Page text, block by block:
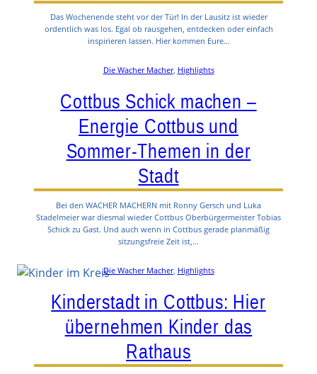
Das Wochenende steht vor der Tür! In der Lausitz ist wieder
ordentlich was los. Egal ob rausgehen, entdecken oder einfach
inspirieren lassen. Hier kommen Eure…
Die Wacher Macher, Highlights
Cottbus Schick machen –
Energie Cottbus und
Sommer-Themen in der
Stadt
Bei den WACHER MACHERN mit Ronny Gersch und Luka
Stadelmeier war diesmal wieder Cottbus Oberbürgermeister Tobias
Schick zu Gast. Und auch wenn in Cottbus gerade planmäßig
sitzungsfreie Zeit ist,…
Die Wacher Macher, Highlights
Kinderstadt in Cottbus: Hier
übernehmen Kinder das
Rathaus